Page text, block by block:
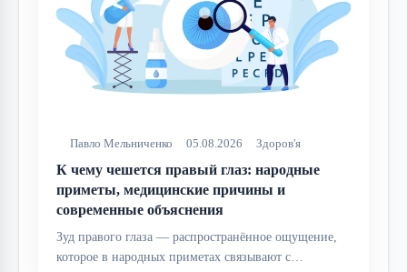
Павло Мельниченко 05.08.2026 Здоров'я
К чему чешется правый глаз: народные
приметы, медицинские причины и
современные объяснения
Зуд правого глаза — распространённое ощущение,
которое в народных приметах связывают с…